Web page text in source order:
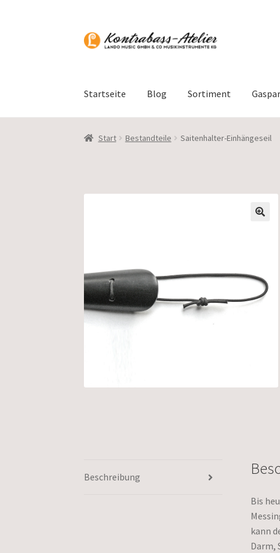
Zur
Navigation
Zum
Inhalt
Startseite Blog Sortiment
Start Bestandteile Saitenhalter-Einhängeseil
Beschreibung
Bis
kann
Darm,